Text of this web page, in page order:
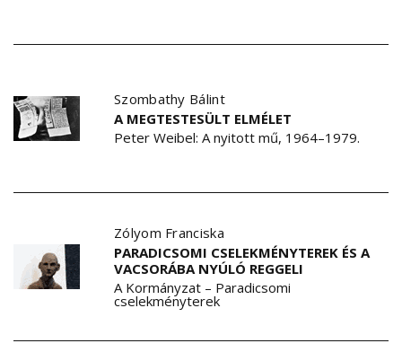
Szombathy Bálint
A MEGTESTESÜLT ELMÉLET
Peter Weibel: A nyitott mű, 1964–1979.
Zólyom Franciska
PARADICSOMI CSELEKMÉNYTEREK ÉS A
VACSORÁBA NYÚLÓ REGGELI
A Kormányzat – Paradicsomi
cselekményterek